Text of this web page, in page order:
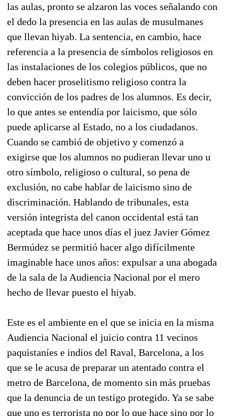
las aulas, pronto se alzaron las voces señalando con
el dedo la presencia en las aulas de musulmanes
que llevan hiyab. La sentencia, en cambio, hace
referencia a la presencia de símbolos religiosos en
las instalaciones de los colegios públicos, que no
deben hacer proselitismo religioso contra la
convicción de los padres de los alumnos. Es decir,
lo que antes se entendía por laicismo, que sólo
puede aplicarse al Estado, no a los ciudadanos.
Cuando se cambió de objetivo y comenzó a
exigirse que los alumnos no pudieran llevar uno u
otro símbolo, religioso o cultural, so pena de
exclusión, no cabe hablar de laicismo sino de
discriminación. Hablando de tribunales, esta
versión integrista del canon occidental está tan
aceptada que hace unos días el juez Javier Gómez
Bermúdez se permitió hacer algo difícilmente
imaginable hace unos años: expulsar a una abogada
de la sala de la Audiencia Nacional por el mero
hecho de llevar puesto el hiyab.
Este es el ambiente en el que se inicia en la misma
Audiencia Nacional el juicio contra 11 vecinos
paquistaníes e indios del Raval, Barcelona, a los
que se le acusa de preparar un atentado contra el
metro de Barcelona, de momento sin más pruebas
que la denuncia de un testigo protegido. Ya se sabe
que uno es terrorista no por lo que hace sino por lo